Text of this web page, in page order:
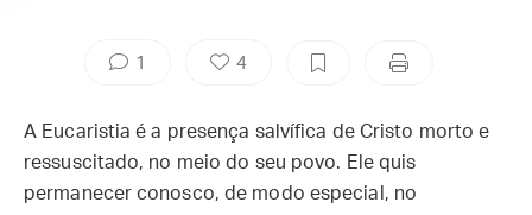
1 4
A Eucaristia é a presença salvífica de Cristo morto e
ressuscitado, no meio do seu povo. Ele quis
permanecer conosco, de modo especial, no